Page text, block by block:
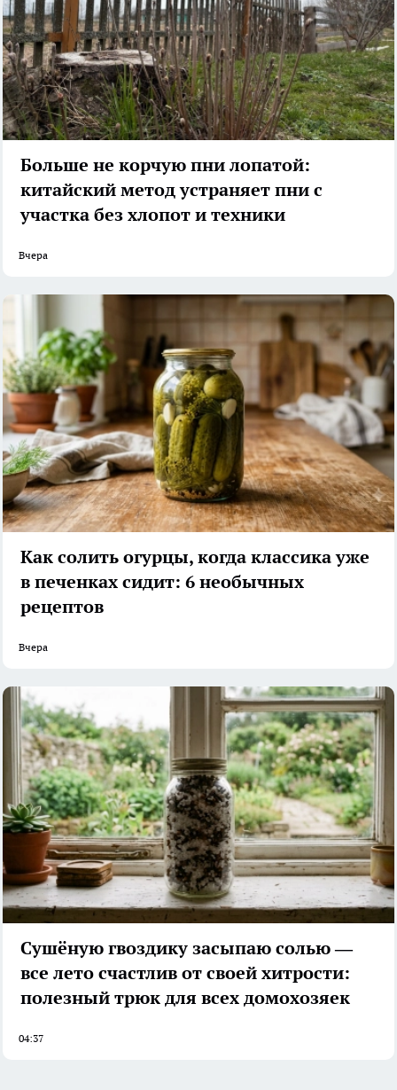
Больше не корчую пни лопатой:
китайский метод устраняет пни с
участка без хлопот и техники
Вчера
Как солить огурцы, когда классика уже
в печенках сидит: 6 необычных
рецептов
Вчера
Сушёную гвоздику засыпаю солью —
все лето счастлив от своей хитрости:
полезный трюк для всех домохозяек
04:37